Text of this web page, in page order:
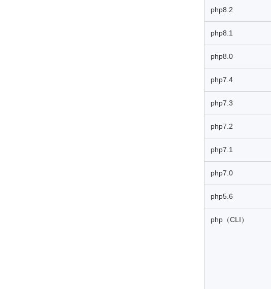
php8.2
php8.1
php8.0
php7.4
php7.3
php7.2
php7.1
php7.0
php5.6
php（CLI）